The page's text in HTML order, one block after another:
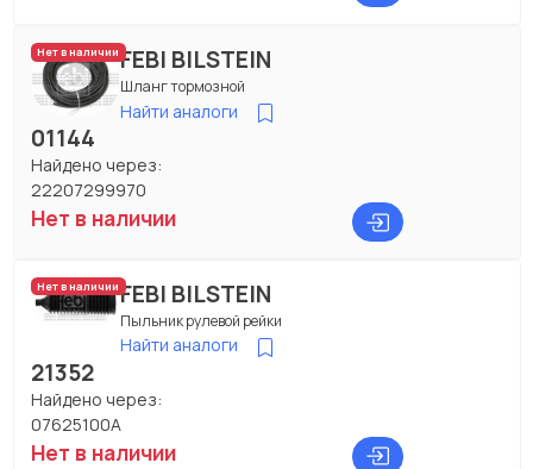
Нет в наличииFEBI BILSTEIN
Шланг тормозной
Найти аналоги
01144
Найдено через:
22207299970
Нет в наличии
Нет в наличииFEBI BILSTEIN
Пыльник рулевой рейки
Найти аналоги
21352
Найдено через:
07625100A
Нет в наличии